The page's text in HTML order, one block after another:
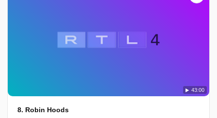
43:00
8. Robin Hoods